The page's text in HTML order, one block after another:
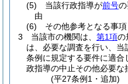
(5)
当該行政指導が前号
由
(6)
その他参考となる事項
3
当該市の機関は、 第1項の
は、必要な調査を行い、
条例に規定する要件に適
政指導の中止その他必要な
(平27条例1・追加)